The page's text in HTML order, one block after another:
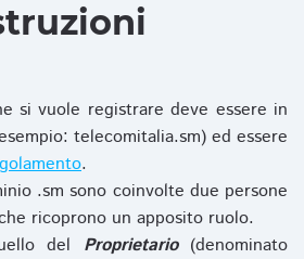
si vuole registrare deve essere in
telecomitalia.sm) ed essere
.
.sm sono coinvolte due persone
ricoprono un apposito ruolo.
del Proprietario(denominato